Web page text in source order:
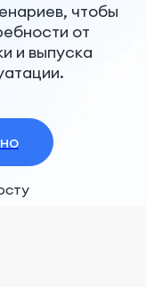
чтобы
от
и выпуска